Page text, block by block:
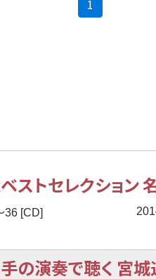
1
ストセレクション 名
36 [CD]
の演奏で聴く 宮城